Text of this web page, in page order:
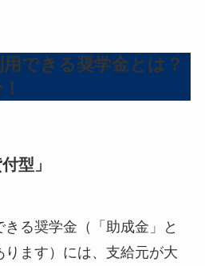
できる奨学金とは？
型」
る奨学金（「助成金」と
ます）には、支給元が大